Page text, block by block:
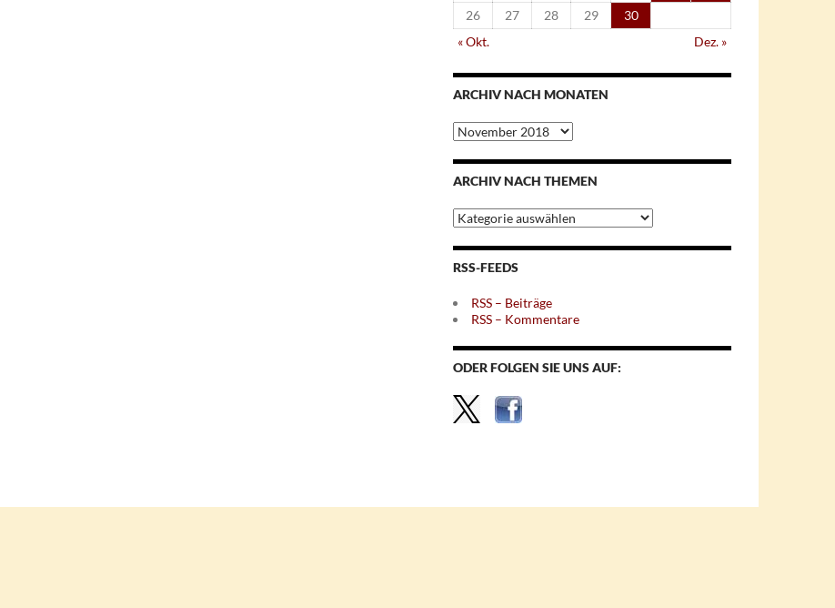
26
27 28 29
30
« Okt.
Dez. »
ARCHIV NACH MONATEN
Archiv
nach
Monaten
ARCHIV NACH THEMEN
Archiv
nach
Themen
RSS-FEEDS
RSS – Beiträge
RSS – Kommentare
ODER FOLGEN SIE UNS AUF: